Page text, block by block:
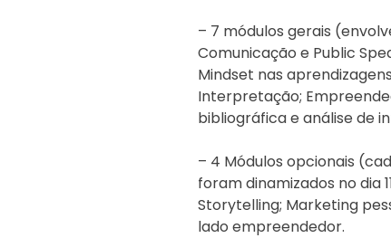
– 7 módulos gerais
Comunicação e Public
Mindset nas
Interpretação;
bibliográfica e análise de
– 4 Módulos opcionais
foram dinamizados no dia
Storytelling; Marketing
lado empreendedor.